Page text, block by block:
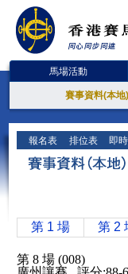
馬場活動
賽事資料(本地)
報名表 排位表 即
第 1 場 第 2
第 8 場 (008)